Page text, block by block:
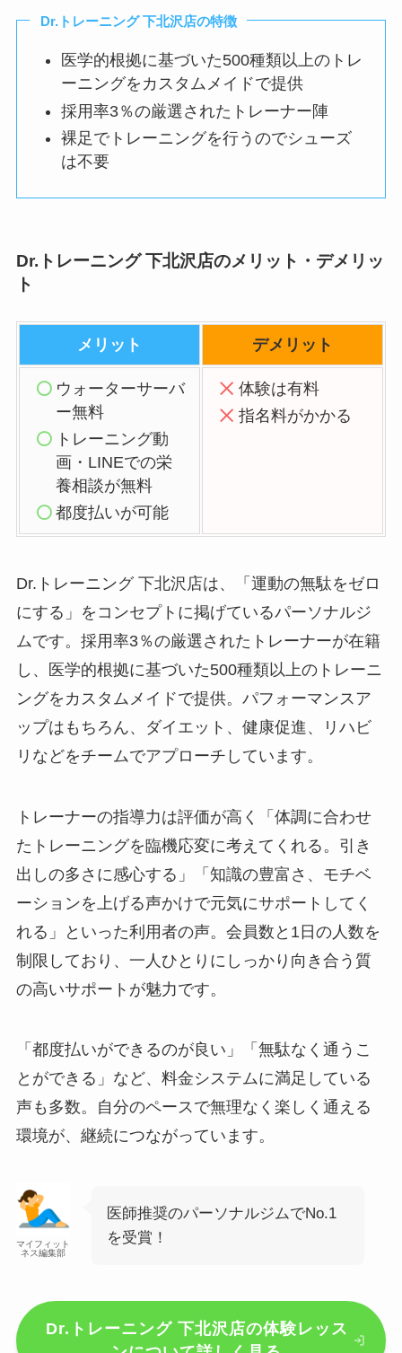
Dr.トレーニング 下北沢店の特徴
医学的根拠に基づいた500種類以上のトレ
ーニングをカスタムメイドで提供
採用率3％の厳選されたトレーナー陣
裸足でトレーニングを行うのでシューズ
は不要
Dr.トレーニング 下北沢店のメリット・デメリッ
ト
メリット デメリット
ウォーターサーバ
ー無料
トレーニング動
画・LINEでの栄
養相談が無料
都度払いが可能
体験は有料
指名料がかかる
Dr.トレーニング 下北沢店は、「運動の無駄をゼロ
にする」をコンセプトに掲げているパーソナルジ
ムです。採用率3％の厳選されたトレーナーが在籍
し、医学的根拠に基づいた500種類以上のトレーニ
ングをカスタムメイドで提供。パフォーマンスア
ップはもちろん、ダイエット、健康促進、リハビ
リなどをチームでアプローチしています。
トレーナーの指導力は評価が高く「体調に合わせ
たトレーニングを臨機応変に考えてくれる。引き
出しの多さに感心する」「知識の豊富さ、モチベ
ーションを上げる声かけで元気にサポートしてく
れる」といった利用者の声。会員数と1日の人数を
制限しており、一人ひとりにしっかり向き合う質
の高いサポートが魅力です。
「都度払いができるのが良い」「無駄なく通うこ
とができる」など、料金システムに満足している
声も多数。自分のペースで無理なく楽しく通える
環境が、継続につながっています。
マイフィット
ネス編集部
医師推奨のパーソナルジムでNo.1
を受賞！
Dr.トレーニング 下北沢店の体験レッス